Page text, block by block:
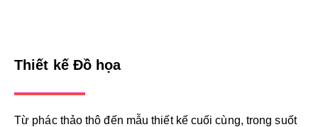
Thiết kế Đồ họa
Từ phác thảo thô đến mẫu thiết kế cuối cùng, trong suốt